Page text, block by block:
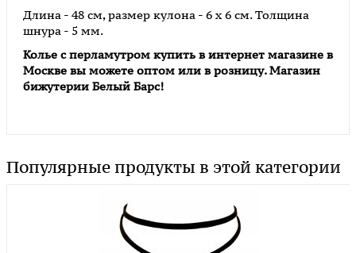
Длина - 48 см, размер кулона - 6 х 6 см. Толщина
шнура - 5 мм.
Колье с перламутром купить в интернет магазине в
Москве вы можете оптом или в розницу. Магазин
бижутерии Белый Барс!
Популярные продукты в этой категории